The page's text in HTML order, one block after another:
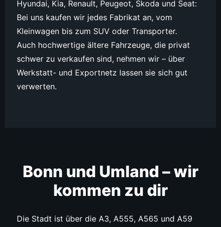
Hyundai, Kia, Renault, Peugeot, Skoda und Seat:
Bei uns kaufen wir jedes Fabrikat an, vom
Kleinwagen bis zum SUV oder Transporter.
Auch hochwertige ältere Fahrzeuge, die privat
schwer zu verkaufen sind, nehmen wir – über
Werkstatt- und Exportnetz lassen sie sich gut
verwerten.
Bonn und Umland – wir
kommen zu dir
Die Stadt ist über die A3, A555, A565 und A59